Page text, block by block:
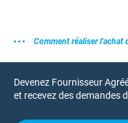
Comment réaliser l'achat
Devenez Fournisseur
et recevez des demandes